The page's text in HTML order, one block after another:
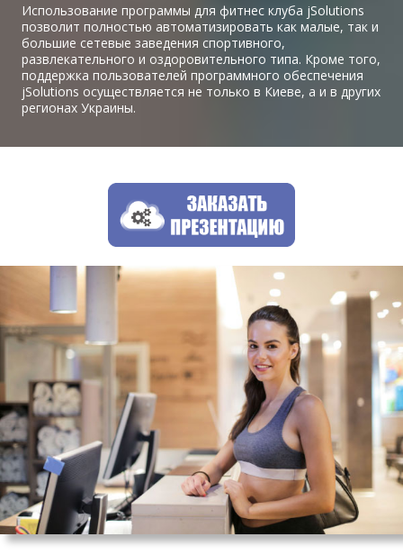
Использование программы для фитнес клуба jSolutions
позволит полностью автоматизировать как малые, так и
большие сетевые заведения спортивного,
развлекательного и оздоровительного типа. Кроме того,
поддержка пользователей программного обеспечения
jSolutions осуществляется не только в Киеве, а и в других
регионах Украины.